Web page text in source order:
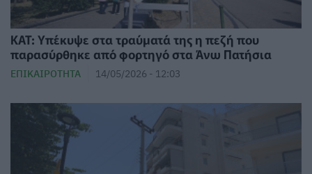
ΚΑΤ: Υπέκυψε στα τραύματά της η πεζή που
παρασύρθηκε από φορτηγό στα Άνω Πατήσια
ΕΠΙΚΑΙΡΌΤΗΤΑ 14/05/2026 - 12:03